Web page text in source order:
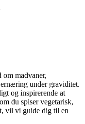
madvaner,
under graviditet.
og inspirerende at
du spiser vegetarisk,
vil vi guide dig til en